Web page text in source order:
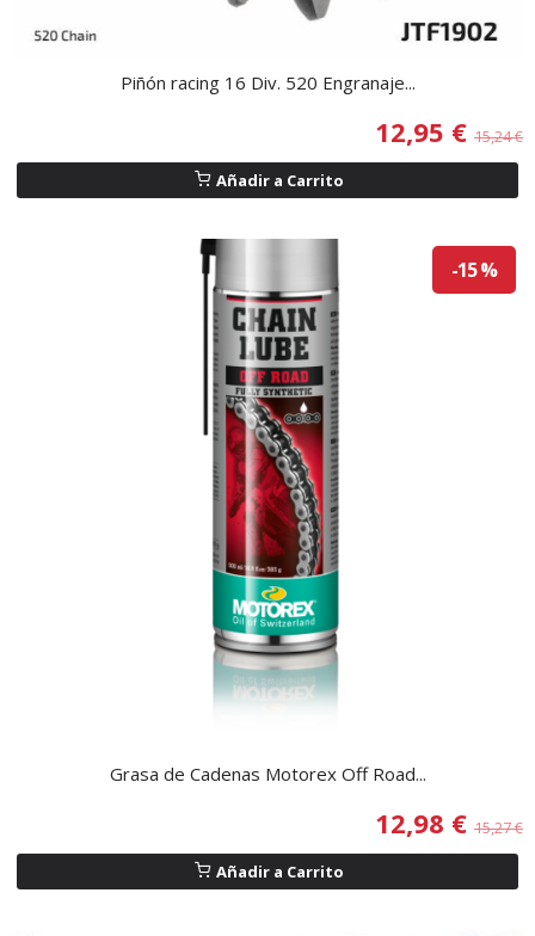
Piñón racing 16 Div. 520 Engranaje...
12,95 € 15,24 €
Añadir a Carrito
-15 %
Grasa de Cadenas Motorex Off Road...
12,98 € 15,27 €
Añadir a Carrito